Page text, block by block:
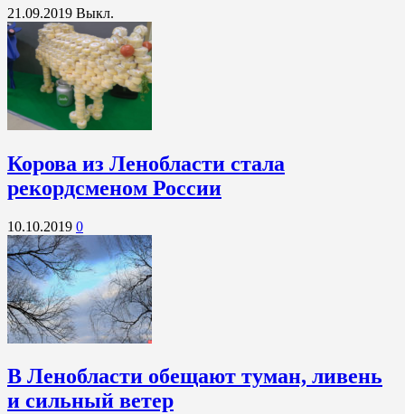
21.09.2019 Выкл.
Корова из Ленобласти стала
рекордсменом России
10.10.2019 0
В Ленобласти обещают туман, ливень
и сильный ветер